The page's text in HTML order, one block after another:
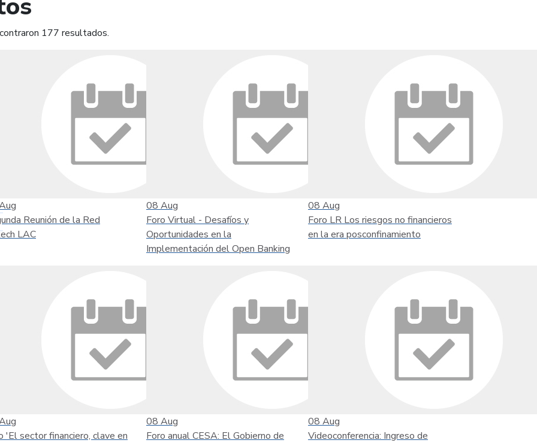
177 resultados.
Reunión de la Red
LAC
08 Aug
Foro Virtual - Desafíos y
Oportunidades en la
Implementación del Open Banking
08 Aug
Foro LR Los riesgos no financieros
en la era posconfinamiento
'El sector financiero, clave en
08 Aug
Foro anual CESA: El Gobierno de
08 Aug
Videoconferencia: Ingreso de